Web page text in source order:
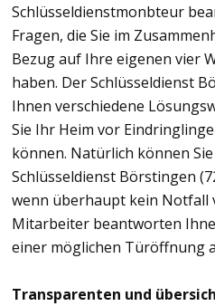
Schlüsseldienstmonbteur
Fragen, die Sie im
Bezug auf Ihre eigenen vier
haben. Der Schlüsseldienst
Ihnen verschiedene
Sie Ihr Heim vor
können. Natürlich können
Schlüsseldienst Börstingen
wenn überhaupt kein Notfall
Mitarbeiter beantworten
einer möglichen Türöffnung
Transparenten und